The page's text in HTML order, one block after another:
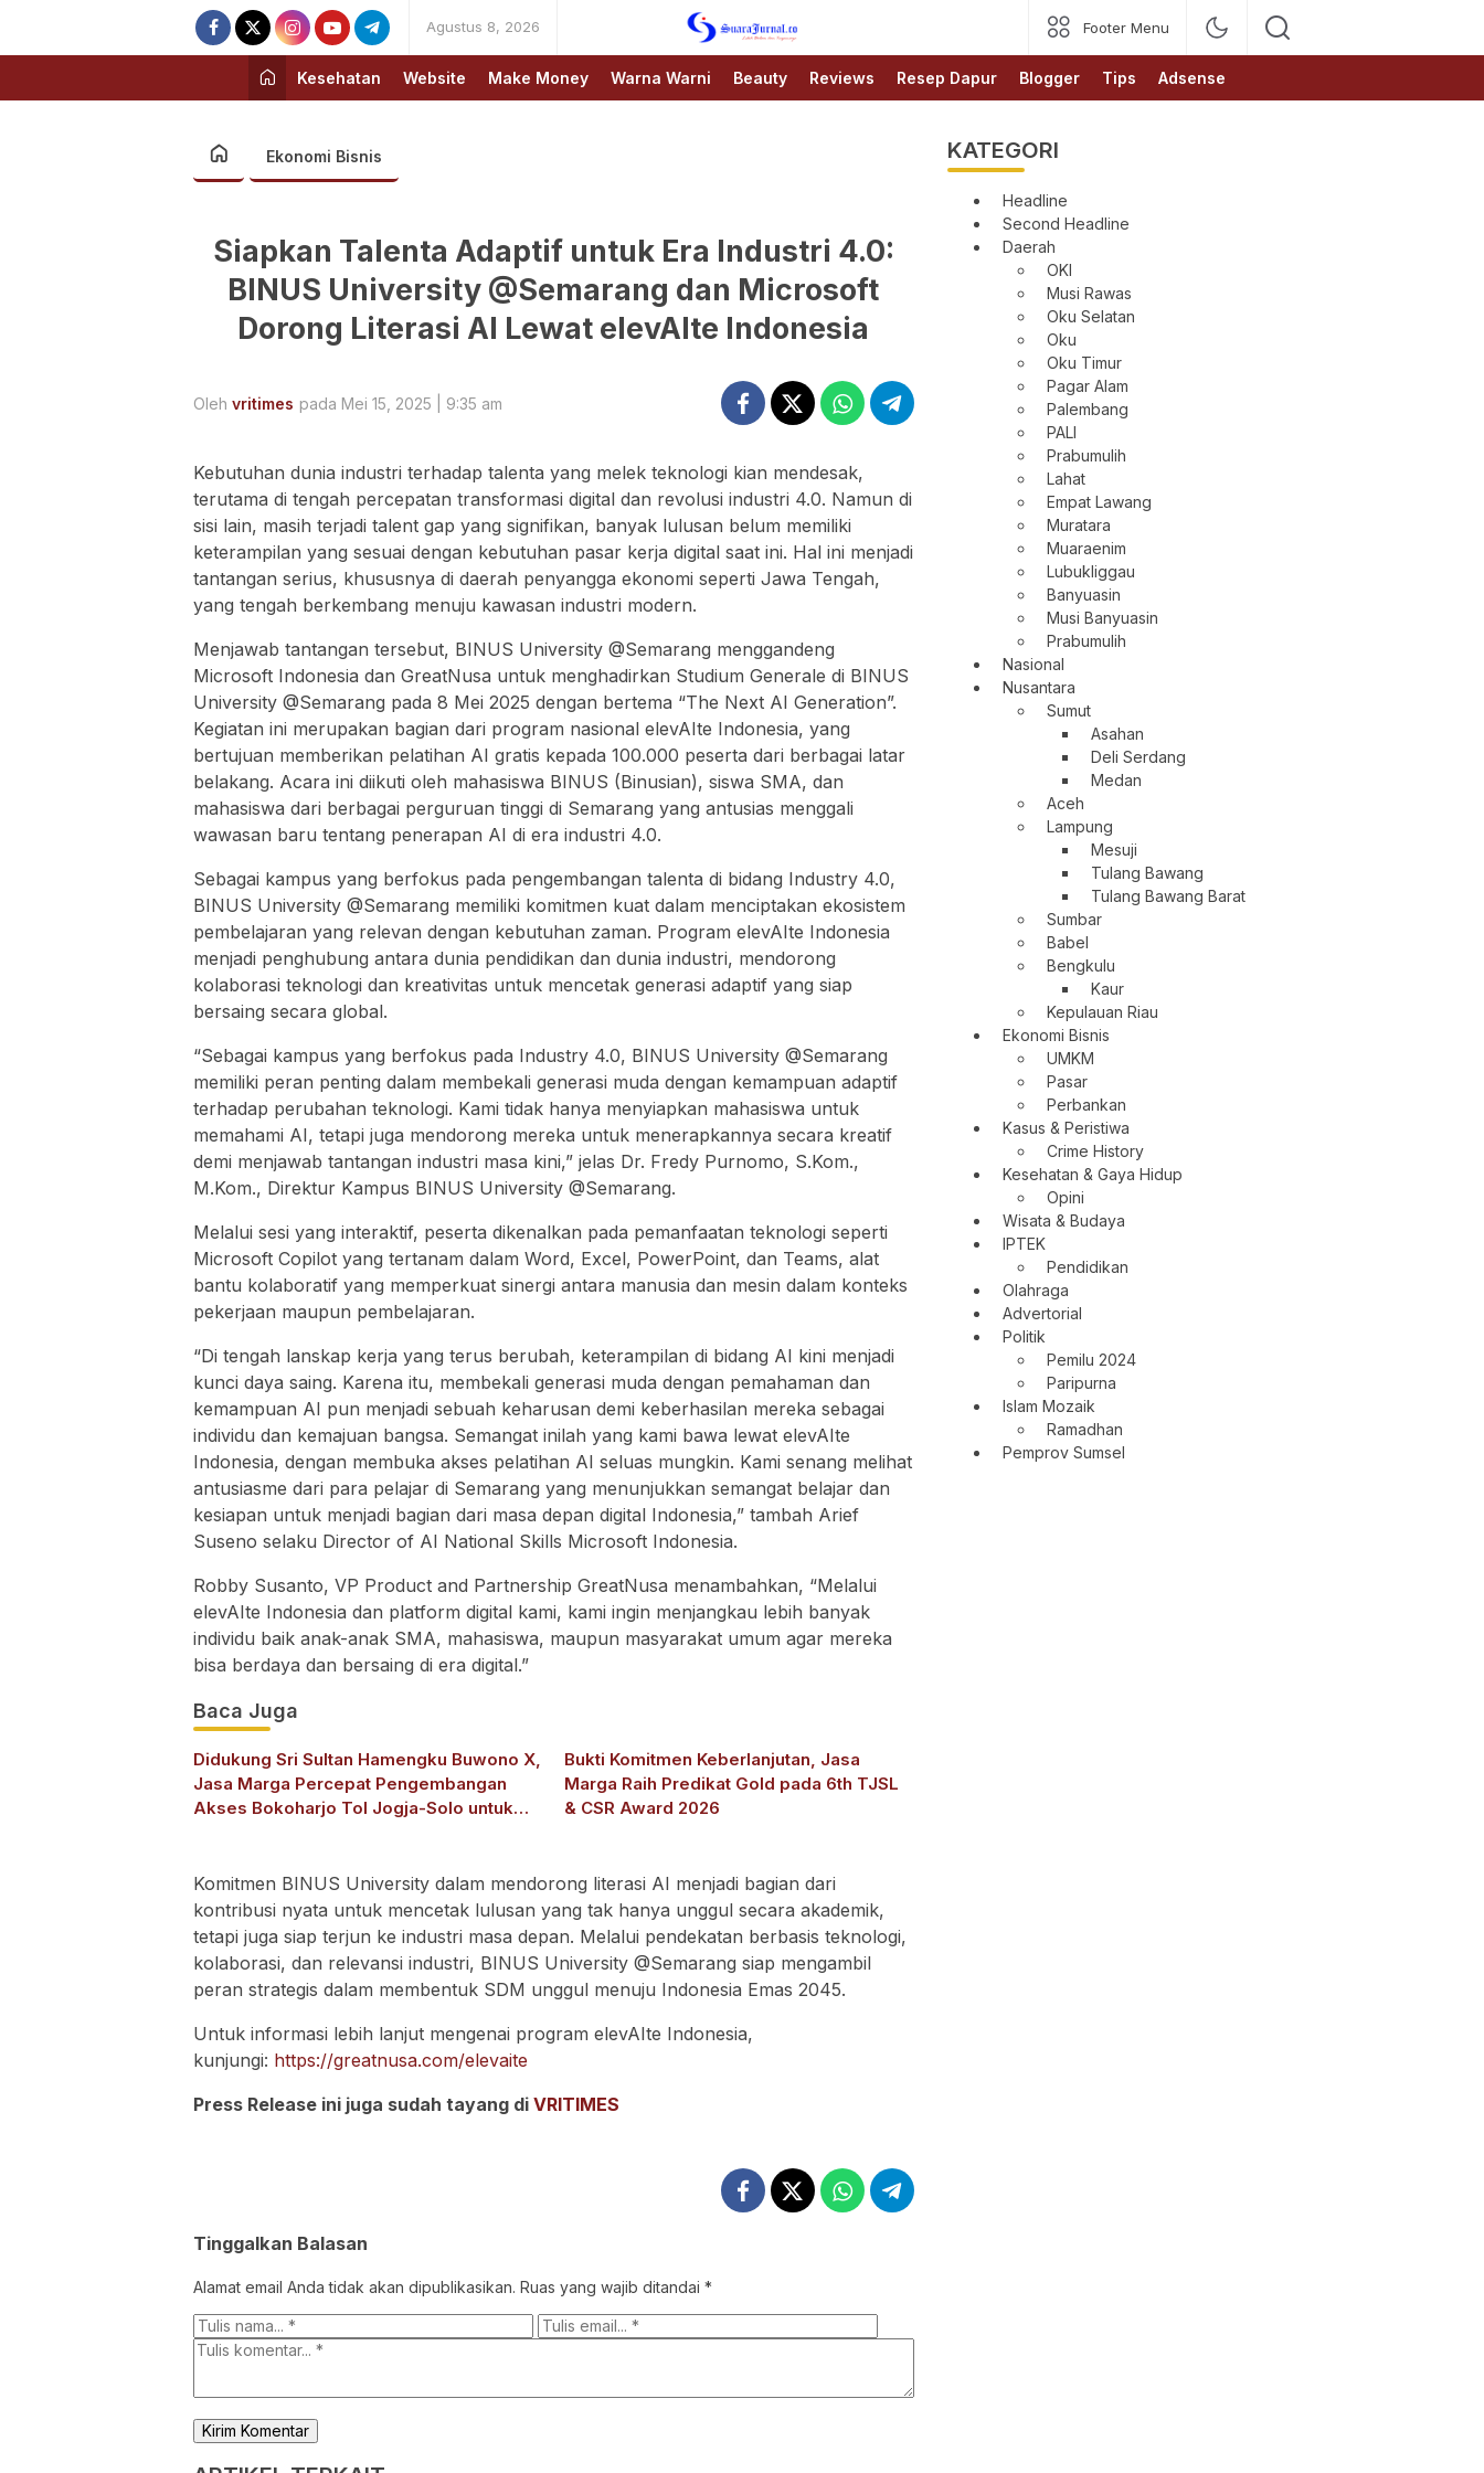
Agustus 8, 2026
SUARAJURNAL.CO
Footer Menu
Kesehatan Website Make Money Warna Warni Beauty Reviews Resep Dapur Blogger Tips Adsense
Ekonomi Bisnis
Siapkan Talenta Adaptif untuk Era Industri 4.0:
BINUS University @Semarang dan Microsoft
Dorong Literasi AI Lewat elevAIte Indonesia
Oleh vritimes pada Mei 15, 2025 | 9:35 am
Kebutuhan dunia industri terhadap talenta yang melek teknologi kian mendesak,
terutama di tengah percepatan transformasi digital dan revolusi industri 4.0. Namun di
sisi lain, masih terjadi talent gap yang signifikan, banyak lulusan belum memiliki
keterampilan yang sesuai dengan kebutuhan pasar kerja digital saat ini. Hal ini menjadi
tantangan serius, khususnya di daerah penyangga ekonomi seperti Jawa Tengah,
yang tengah berkembang menuju kawasan industri modern.
Menjawab tantangan tersebut, BINUS University @Semarang menggandeng
Microsoft Indonesia dan GreatNusa untuk menghadirkan Studium Generale di BINUS
University @Semarang pada 8 Mei 2025 dengan bertema “The Next AI Generation”.
Kegiatan ini merupakan bagian dari program nasional elevAIte Indonesia, yang
bertujuan memberikan pelatihan AI gratis kepada 100.000 peserta dari berbagai latar
belakang. Acara ini diikuti oleh mahasiswa BINUS (Binusian), siswa SMA, dan
mahasiswa dari berbagai perguruan tinggi di Semarang yang antusias menggali
wawasan baru tentang penerapan AI di era industri 4.0.
Sebagai kampus yang berfokus pada pengembangan talenta di bidang Industry 4.0,
BINUS University @Semarang memiliki komitmen kuat dalam menciptakan ekosistem
pembelajaran yang relevan dengan kebutuhan zaman. Program elevAIte Indonesia
menjadi penghubung antara dunia pendidikan dan dunia industri, mendorong
kolaborasi teknologi dan kreativitas untuk mencetak generasi adaptif yang siap
bersaing secara global.
“Sebagai kampus yang berfokus pada Industry 4.0, BINUS University @Semarang
memiliki peran penting dalam membekali generasi muda dengan kemampuan adaptif
terhadap perubahan teknologi. Kami tidak hanya menyiapkan mahasiswa untuk
memahami AI, tetapi juga mendorong mereka untuk menerapkannya secara kreatif
demi menjawab tantangan industri masa kini,” jelas Dr. Fredy Purnomo, S.Kom.,
M.Kom., Direktur Kampus BINUS University @Semarang.
Melalui sesi yang interaktif, peserta dikenalkan pada pemanfaatan teknologi seperti
Microsoft Copilot yang tertanam dalam Word, Excel, PowerPoint, dan Teams, alat
bantu kolaboratif yang memperkuat sinergi antara manusia dan mesin dalam konteks
pekerjaan maupun pembelajaran.
“Di tengah lanskap kerja yang terus berubah, keterampilan di bidang AI kini menjadi
kunci daya saing. Karena itu, membekali generasi muda dengan pemahaman dan
kemampuan AI pun menjadi sebuah keharusan demi keberhasilan mereka sebagai
individu dan kemajuan bangsa. Semangat inilah yang kami bawa lewat elevAIte
Indonesia, dengan membuka akses pelatihan AI seluas mungkin. Kami senang melihat
antusiasme dari para pelajar di Semarang yang menunjukkan semangat belajar dan
kesiapan untuk menjadi bagian dari masa depan digital Indonesia,” tambah Arief
Suseno selaku Director of AI National Skills Microsoft Indonesia.
Robby Susanto, VP Product and Partnership GreatNusa menambahkan, “Melalui
elevAIte Indonesia dan platform digital kami, kami ingin menjangkau lebih banyak
individu baik anak-anak SMA, mahasiswa, maupun masyarakat umum agar mereka
bisa berdaya dan bersaing di era digital.”
Baca Juga
Didukung Sri Sultan Hamengku Buwono X,
Jasa Marga Percepat Pengembangan
Akses Bokoharjo Tol Jogja-Solo untuk
Bukti Komitmen Keberlanjutan, Jasa
Marga Raih Predikat Gold pada 6th TJSL
& CSR Award 2026
Komitmen BINUS University dalam mendorong literasi AI menjadi bagian dari
kontribusi nyata untuk mencetak lulusan yang tak hanya unggul secara akademik,
tetapi juga siap terjun ke industri masa depan. Melalui pendekatan berbasis teknologi,
kolaborasi, dan relevansi industri, BINUS University @Semarang siap mengambil
peran strategis dalam membentuk SDM unggul menuju Indonesia Emas 2045.
Untuk informasi lebih lanjut mengenai program elevAIte Indonesia,
kunjungi: https://greatnusa.com/elevaite
Press Release ini juga sudah tayang di VRITIMES
Tinggalkan Balasan
Alamat email Anda tidak akan dipublikasikan. Ruas yang wajib ditandai *
KATEGORI
Headline
Second Headline
Daerah
OKI
Musi Rawas
Oku Selatan
Oku
Oku Timur
Pagar Alam
Palembang
PALI
Prabumulih
Lahat
Empat Lawang
Muratara
Muaraenim
Lubukliggau
Banyuasin
Musi Banyuasin
Prabumulih
Nasional
Nusantara
Sumut
Asahan
Deli Serdang
Medan
Aceh
Lampung
Mesuji
Tulang Bawang
Tulang Bawang Barat
Sumbar
Babel
Bengkulu
Kaur
Kepulauan Riau
Ekonomi Bisnis
UMKM
Pasar
Perbankan
Kasus & Peristiwa
Crime History
Kesehatan & Gaya Hidup
Opini
Wisata & Budaya
IPTEK
Pendidikan
Olahraga
Advertorial
Politik
Pemilu 2024
Paripurna
Islam Mozaik
Ramadhan
Pemprov Sumsel